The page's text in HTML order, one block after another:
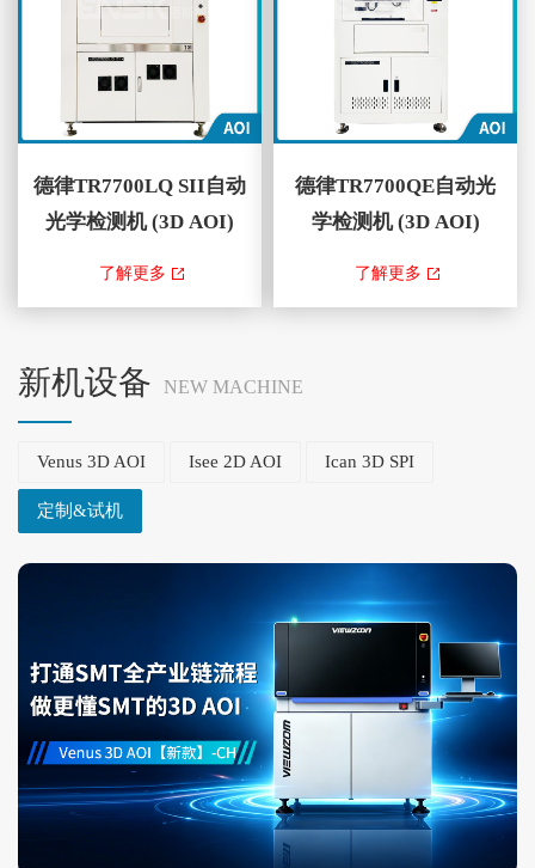
快速CAD资料的编程... CAD资料的编程及高度可...
德律TR7700LQ SII自动
光学检测机 (3D AOI)
TR7700LQ SII 3D AOI ，藉由
对智能工厂应用进行精确的测量
和数据交换。此外，透过
优良的平台稳定性，可...
了解更多
德律TR7700QE自动光
学检测机 (3D AOI)
TR7700QE 3DAOI ，藉由结合以
测功能。最新的检测软体采用快
化模板。 本公司销...
了解更多
新机设备 NEW MACHINE
Venus 3D AOI Isee 2D AOI Ican 3D SPI
定制&试机